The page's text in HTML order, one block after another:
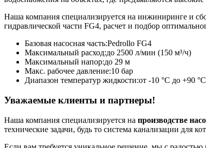
Наша компания специализируется на инжиниринге и
гидравлической части FG4, расчет и подбор
Базовая насосная часть:Pedrollo FG4
Максимальный расход:до 2500 л/мин (150 м³/ч)
Максимальный напор:до 29 м
Макс. рабочее давление:10 бар
Диапазон температур жидкости:от -10 °C до +90 °C
Уважаемые клиенты и партнеры!
Наша компания специализируется на производстве
технические задачи, будь то система канализации для